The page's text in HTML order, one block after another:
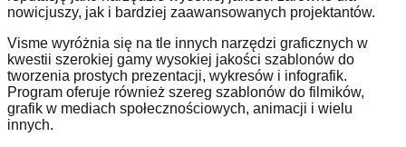
nowicjuszy, jak i bardziej zaawansowanych projektantów.
Visme wyróżnia się na tle innych narzędzi graficznych w
kwestii szerokiej gamy wysokiej jakości szablonów do
tworzenia prostych prezentacji, wykresów i infografik.
Program oferuje również szereg szablonów do filmików,
grafik w mediach społecznościowych, animacji i wielu
innych.